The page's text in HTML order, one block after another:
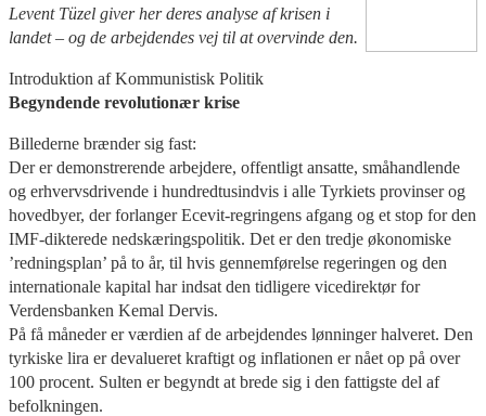
Levent Tüzel giver her deres analyse af krisen i
landet – og de arbejdendes vej til at overvinde den.
Introduktion af Kommunistisk Politik
Begyndende revolutionær krise
Billederne brænder sig fast:
Der er demonstrerende arbejdere, offentligt ansatte, småhandlende
og erhvervsdrivende i hundredtusindvis i alle Tyrkiets provinser og
hovedbyer, der forlanger Ecevit-regringens afgang og et stop for den
IMF-dikterede nedskæringspolitik. Det er den tredje økonomiske
’redningsplan’ på to år, til hvis gennemførelse regeringen og den
internationale kapital har indsat den tidligere vicedirektør for
Verdensbanken Kemal Dervis.
På få måneder er værdien af de arbejdendes lønninger halveret. Den
tyrkiske lira er devalueret kraftigt og inflationen er nået op på over
100 procent. Sulten er begyndt at brede sig i den fattigste del af
befolkningen.